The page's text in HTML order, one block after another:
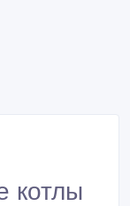
котлы